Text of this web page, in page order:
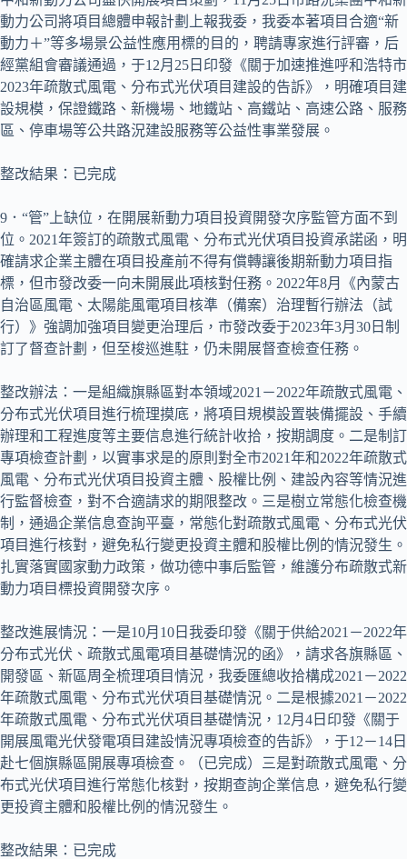
動力公司將項目總體申報計劃上報我委，我委本著項目合適“新
動力＋”等多場景公益性應用標的目的，聘請專家進行評審，后
經黨組會審議通過，于12月25日印發《關于加速推進呼和浩特市
2023年疏散式風電、分布式光伏項目建設的告訴》，明確項目建
設規模，保證鐵路、新機場、地鐵站、高鐵站、高速公路、服務
區、停車場等公共路況建設服務等公益性事業發展。
整改結果：已完成
9．“管”上缺位，在開展新動力項目投資開發次序監管方面不到
位。2021年簽訂的疏散式風電、分布式光伏項目投資承諾函，明
確請求企業主體在項目投產前不得有償轉讓後期新動力項目指
標，但市發改委一向未開展此項核對任務。2022年8月《內蒙古
自治區風電、太陽能風電項目核準（備案）治理暫行辦法（試
行）》強調加強項目變更治理后，市發改委于2023年3月30日制
訂了督查計劃，但至梭巡進駐，仍未開展督查檢查任務。
整改辦法：一是組織旗縣區對本領域2021－2022年疏散式風電、
分布式光伏項目進行梳理摸底，將項目規模設置裝備擺設、手續
辦理和工程進度等主要信息進行統計收拾，按期調度。二是制訂
專項檢查計劃，以實事求是的原則對全市2021年和2022年疏散式
風電、分布式光伏項目投資主體、股權比例、建設內容等情況進
行監督檢查，對不合適請求的期限整改。三是樹立常態化檢查機
制，通過企業信息查詢平臺，常態化對疏散式風電、分布式光伏
項目進行核對，避免私行變更投資主體和股權比例的情況發生。
扎實落實國家動力政策，做功德中事后監管，維護分布疏散式新
動力項目標投資開發次序。
整改進展情況：一是10月10日我委印發《關于供給2021－2022年
分布式光伏、疏散式風電項目基礎情況的函》，請求各旗縣區、
開發區、新區周全梳理項目情況，我委匯總收拾構成2021－2022
年疏散式風電、分布式光伏項目基礎情況。二是根據2021－2022
年疏散式風電、分布式光伏項目基礎情況，12月4日印發《關于
開展風電光伏發電項目建設情況專項檢查的告訴》，于12－14日
赴七個旗縣區開展專項檢查。（已完成）三是對疏散式風電、分
布式光伏項目進行常態化核對，按期查詢企業信息，避免私行變
更投資主體和股權比例的情況發生。
整改結果：已完成